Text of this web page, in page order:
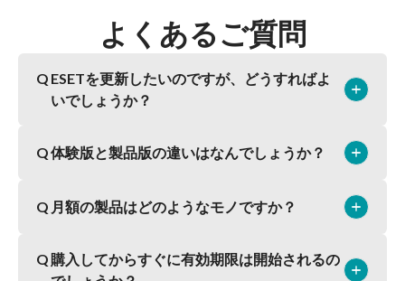
よくあるご質問
Q ESETを更新したいのですが、どうすればよ
いでしょうか？
add
remove
弊社会員サイトCLUB ESET
Q体験版と製品版の違いはなんでしょうか？ add
remove
体験版は、無料で30日間お試しいただくことができま
体験版と製品版では、利用できる機能の違いはありま
せん。
Q 月額の製品はどのようなモノですか？ add
remove
月々少額で、ESET製品をご利用いただけるプランに
Q購入してからすぐに有効期限は開始されるの
add
remove